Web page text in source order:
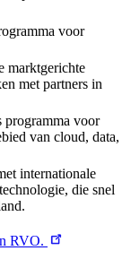
voor
marktgerichte
met partners in
programma voor
van cloud, data,
internationale
die snel
RVO.